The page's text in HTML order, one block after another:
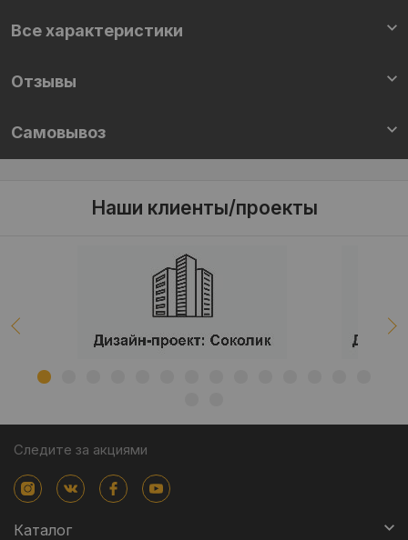
Все характеристики
Отзывы
Самовывоз
Наши клиенты/проекты
Следите за акциями
Каталог